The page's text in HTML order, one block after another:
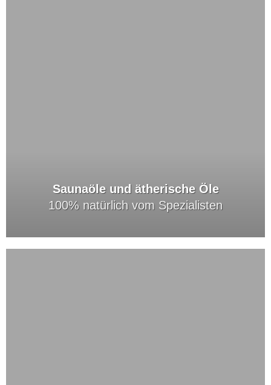
Saunaöle und ätherische Öle
100% natürlich vom Spezialisten